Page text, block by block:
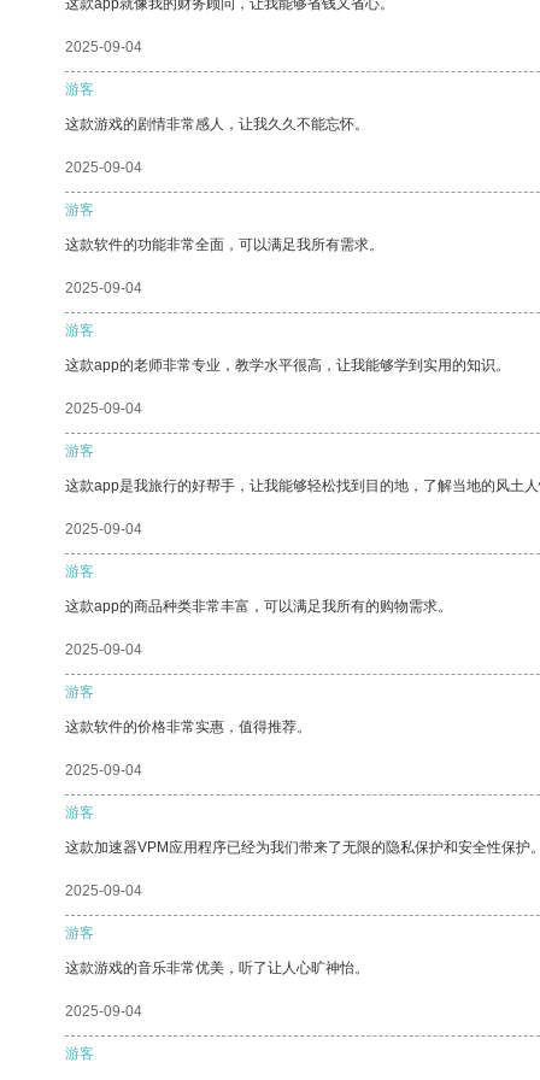
这款app就像我的财务顾问，让我能够省钱又省心。
2025-09-04
游客
这款游戏的剧情非常感人，让我久久不能忘怀。
2025-09-04
游客
这款软件的功能非常全面，可以满足我所有需求。
2025-09-04
游客
这款app的老师非常专业，教学水平很高，让我能够学到实用的知识。
2025-09-04
游客
这款app是我旅行的好帮手，让我能够轻松找到目的地，了解当地的风土
2025-09-04
游客
这款app的商品种类非常丰富，可以满足我所有的购物需求。
2025-09-04
游客
这款软件的价格非常实惠，值得推荐。
2025-09-04
游客
这款加速器VPM应用程序已经为我们带来了无限的隐私保护和安全性保护
2025-09-04
游客
这款游戏的音乐非常优美，听了让人心旷神怡。
2025-09-04
游客